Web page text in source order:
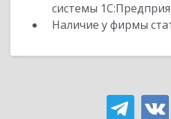
системы
Наличие у фирмы